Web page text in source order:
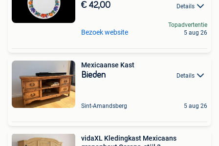
€ 42,00 Details
Bezoek website
Topadvertentie
5 aug 26
Mexicaanse Kast
Bieden Details
Sint-Amandsberg 5 aug 26
vidaXL Kledingkast Mexicaans